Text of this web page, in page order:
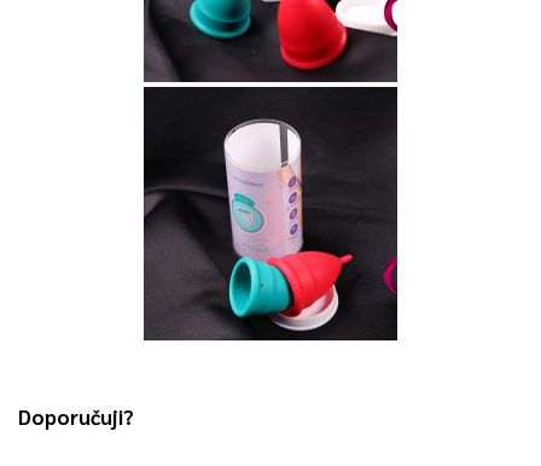
Doporučuji?